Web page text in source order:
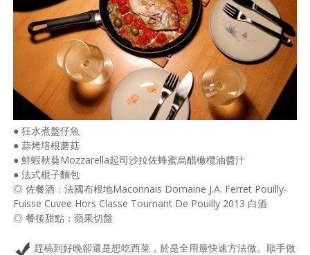
● 狂水煮盤仔魚
● 蒜烤培根蘑菇
● 鮮蝦秋葵Mozzarella起司沙拉佐蜂蜜烏醋橄欖油醬汁
● 法式棍子麵包
◎ 佐餐酒：法國布根地Maconnais Domaine J.A. Ferret Pouilly-
Fuisse Cuvee Hors Classe Tournant De Pouilly 2013 白酒
◎ 餐後甜點：蘋果切盤
趕稿到好晚卻還是想吃西菜，於是全用最快速方法做。順手做